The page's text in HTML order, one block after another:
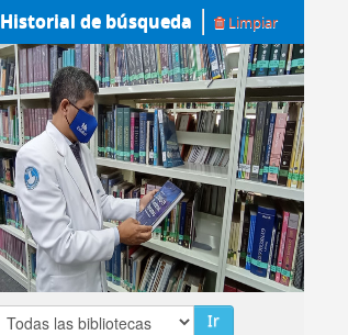
Historial de búsqueda Limpiar
Ir